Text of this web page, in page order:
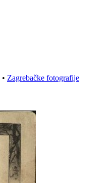
• Zagrebačke fotografije